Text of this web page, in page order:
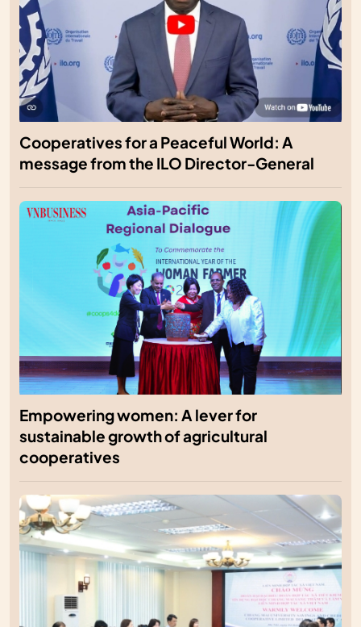
Cooperatives for a Peaceful World: A
message from the ILO Director-General
Empowering women: A lever for
sustainable growth of agricultural
cooperatives